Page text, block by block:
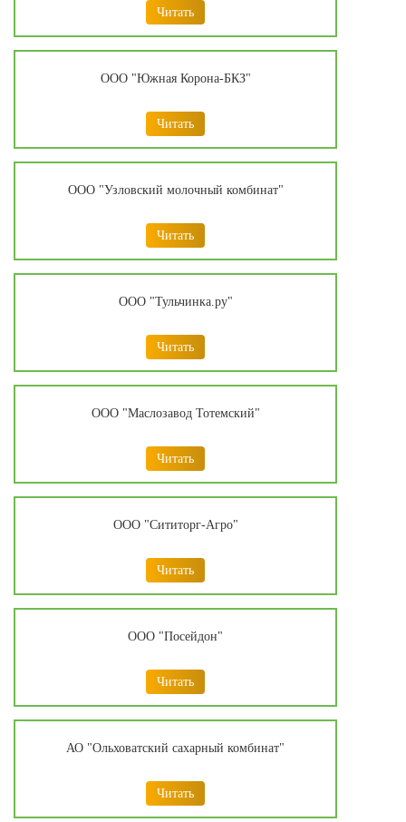
Читать
ООО "Южная Корона-БКЗ"
Читать
ООО "Узловский молочный комбинат"
Читать
ООО "Тульчинка.ру"
Читать
ООО "Маслозавод Тотемский"
Читать
ООО "Сититорг-Агро"
Читать
ООО "Посейдон"
Читать
АО "Ольховатский сахарный комбинат"
Читать